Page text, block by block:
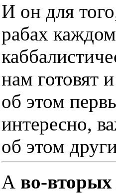
И он для
рабах
нам готовят
об этом
интересно,
об этом
А во-вторых